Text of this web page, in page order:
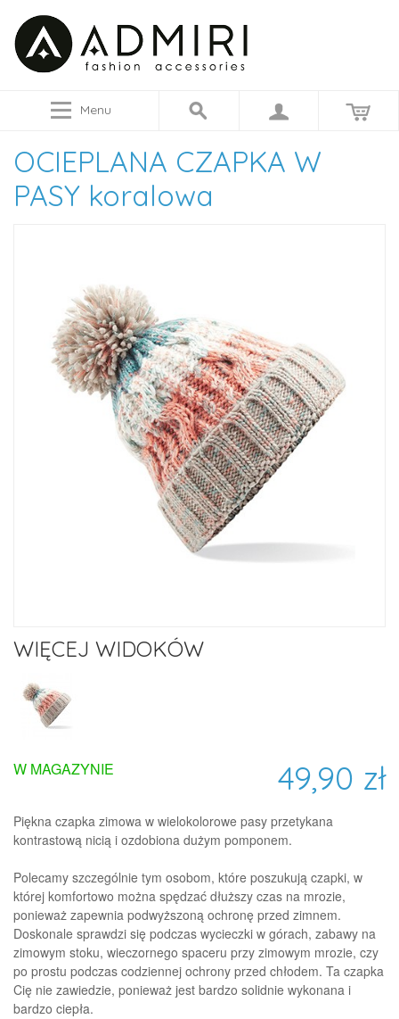
Menu
OCIEPLANA CZAPKA W
PASY koralowa
WIĘCEJ WIDOKÓW
49,90 zł
W MAGAZYNIE
Piękna czapka zimowa w wielokolorowe pasy przetykana
kontrastową nicią i ozdobiona dużym pomponem.
Polecamy szczególnie tym osobom, które poszukują czapki, w
której komfortowo można spędzać dłuższy czas na mrozie,
ponieważ zapewnia podwyższoną ochronę przed zimnem.
Doskonale sprawdzi się podczas wycieczki w górach, zabawy na
zimowym stoku, wieczornego spaceru przy zimowym mrozie, czy
po prostu podczas codziennej ochrony przed chłodem. Ta czapka
Cię nie zawiedzie, ponieważ jest bardzo solidnie wykonana i
bardzo ciepła.